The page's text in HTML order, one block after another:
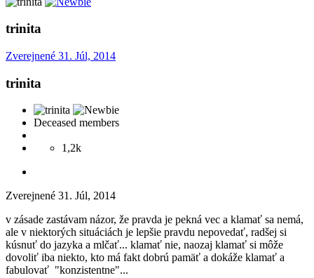
trinita
Zverejnené 31. Júl, 2014
trinita
Deceased members
1,2k
Zverejnené 31. Júl, 2014
v zásade zastávam názor, že pravda je pekná vec a klamať sa nemá,
ale v niektorých situáciách je lepšie pravdu nepovedať, radšej si
kúsnuť do jazyka a mlčať... klamať nie, naozaj klamať si môže
dovoliť iba niekto, kto má fakt dobrú pamäť a dokáže klamať a
fabulovať "konzistentne"...